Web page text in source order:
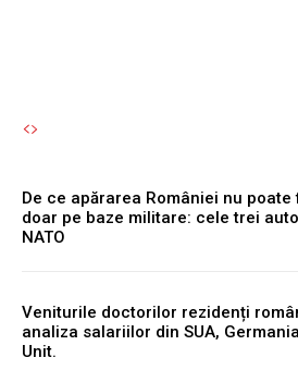
De ce apărarea României nu
doar pe baze militare: cele trei
NATO
Veniturile doctorilor rezidenți
analiza salariilor din SUA,
Unit.